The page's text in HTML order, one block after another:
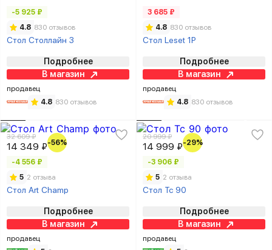
-5 925 ₽
4.8 830 отзывов
Стол Столлайн 3
Подробнее
В магазин
продавец
4.8 830 отзывов
3 685 ₽
4.8 830 отзывов
Стол Leset 1Р
Подробнее
В магазин
продавец
4.8 830 отзывов
32 609 ₽
14 349 ₽-56%
-4 556 ₽
5 2 отзыва
Стол Art Champ
Подробнее
В магазин
продавец
20 999 ₽
14 999 ₽-29%
-3 906 ₽
5 2 отзыва
Стол Tc 90
Подробнее
В магазин
продавец